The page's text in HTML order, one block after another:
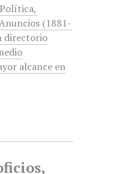
(1881-
directorio
alcance en